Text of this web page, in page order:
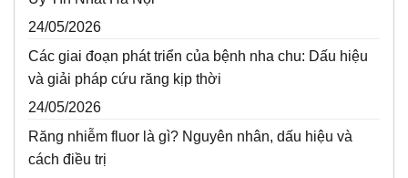
24/05/2026
Các giai đoạn phát triển của bệnh nha chu: Dấu hiệu
và giải pháp cứu răng kịp thời
24/05/2026
Răng nhiễm fluor là gì? Nguyên nhân, dấu hiệu và
cách điều trị